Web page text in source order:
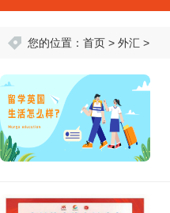
您的位置： 首页 > 外汇 >